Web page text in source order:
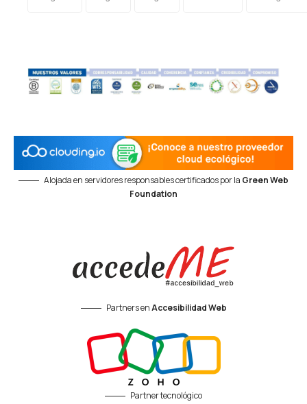
Alojada en servidores responsables certificados por la Green Web
Foundation
Partners enAccesibilidad Web
Partner tecnológico